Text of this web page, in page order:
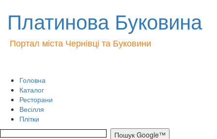
Платинова Буковина
Портал міста Чернівці та Буковини
Головна
Каталог
Ресторани
Весілля
Плітки